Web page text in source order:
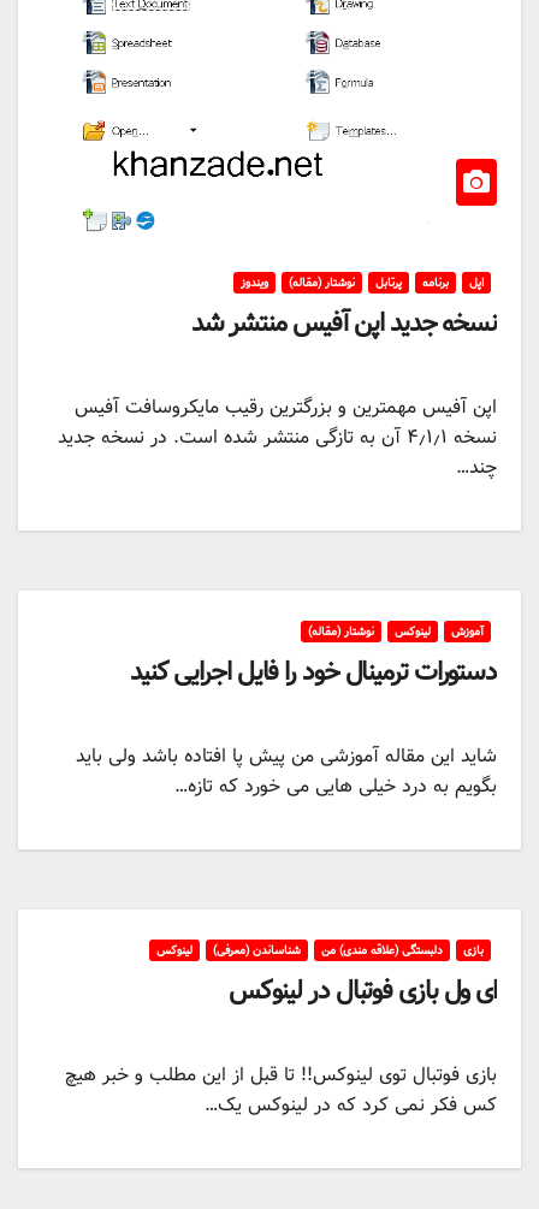
اپل برنامه پرتابل نوشتار (مقاله) ویندوز
نسخه جدید اپن آفیس منتشر شد
اپن آفیس مهمترین و بزرگترین رقیب مایکروسافت آفیس
نسخه ۴٫۱٫۱ آن به تازگی منتشر شده است. در نسخه جدید
چند…
آموزش لینوکس نوشتار (مقاله)
دستورات ترمینال خود را فایل اجرایی کنید
شاید این مقاله آموزشی من پیش پا افتاده باشد ولی باید
بگویم به درد خیلی هایی می خورد که تازه…
بازی دلبستگی (علاقه مندی) من شناساندن (معرفی) لینوکس
ای ول بازی فوتبال در لینوکس
بازی فوتبال توی لینوکس!! تا قبل از این مطلب و خبر هیچ
کس فکر نمی کرد که در لینوکس یک…